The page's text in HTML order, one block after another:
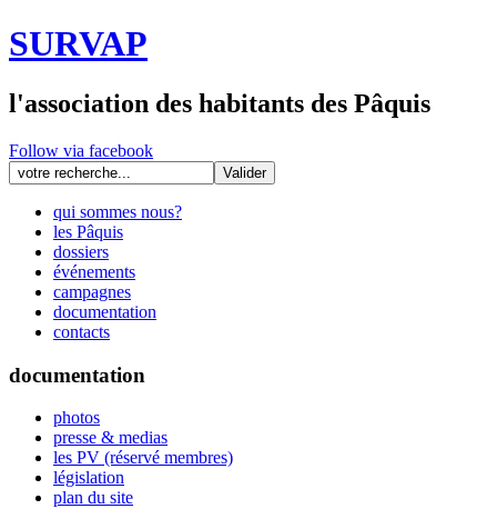
SURVAP
l'association des habitants des Pâquis
Follow via facebook
qui sommes nous?
les Pâquis
dossiers
événements
campagnes
documentation
contacts
documentation
photos
presse & medias
les PV (réservé membres)
législation
plan du site